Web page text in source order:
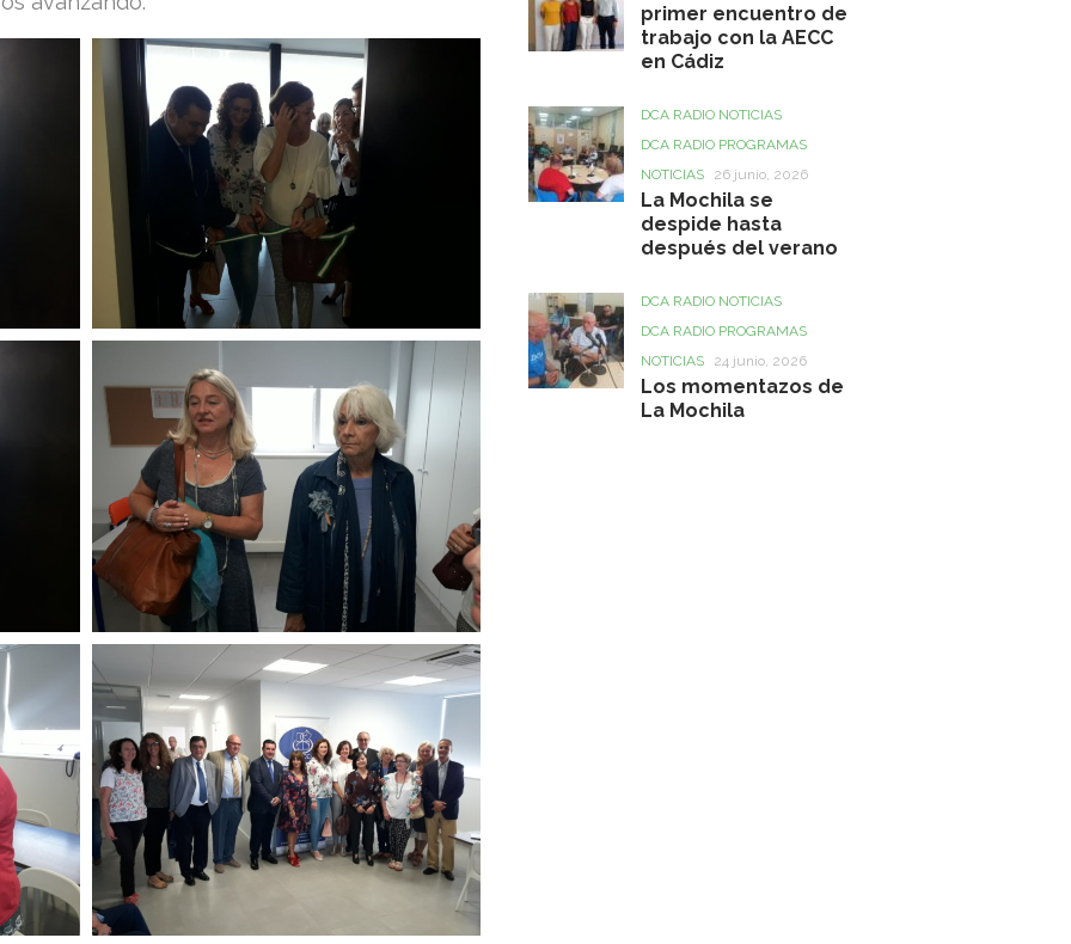
primer encuentro de
trabajo con la AECC
en Cádiz
DCA RADIO NOTICIAS
DCA RADIO PROGRAMAS
NOTICIAS
26 junio, 2026
La Mochila se
despide hasta
después del verano
DCA RADIO NOTICIAS
DCA RADIO PROGRAMAS
NOTICIAS
24 junio, 2026
Los momentazos de
La Mochila